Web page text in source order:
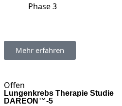
Phase 3
Mehr erfahren
Offen
Lungenkrebs Therapie Studie
DAREON™-5